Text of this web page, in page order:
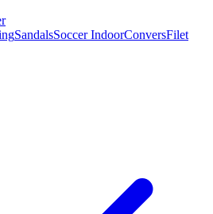
SandalsSoccer IndoorConversFilet